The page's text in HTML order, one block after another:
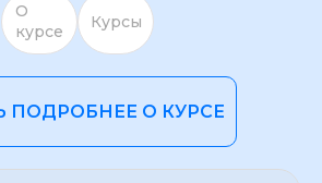
О
курсе
Курсы
ПОДРОБНЕЕ О КУРСЕ